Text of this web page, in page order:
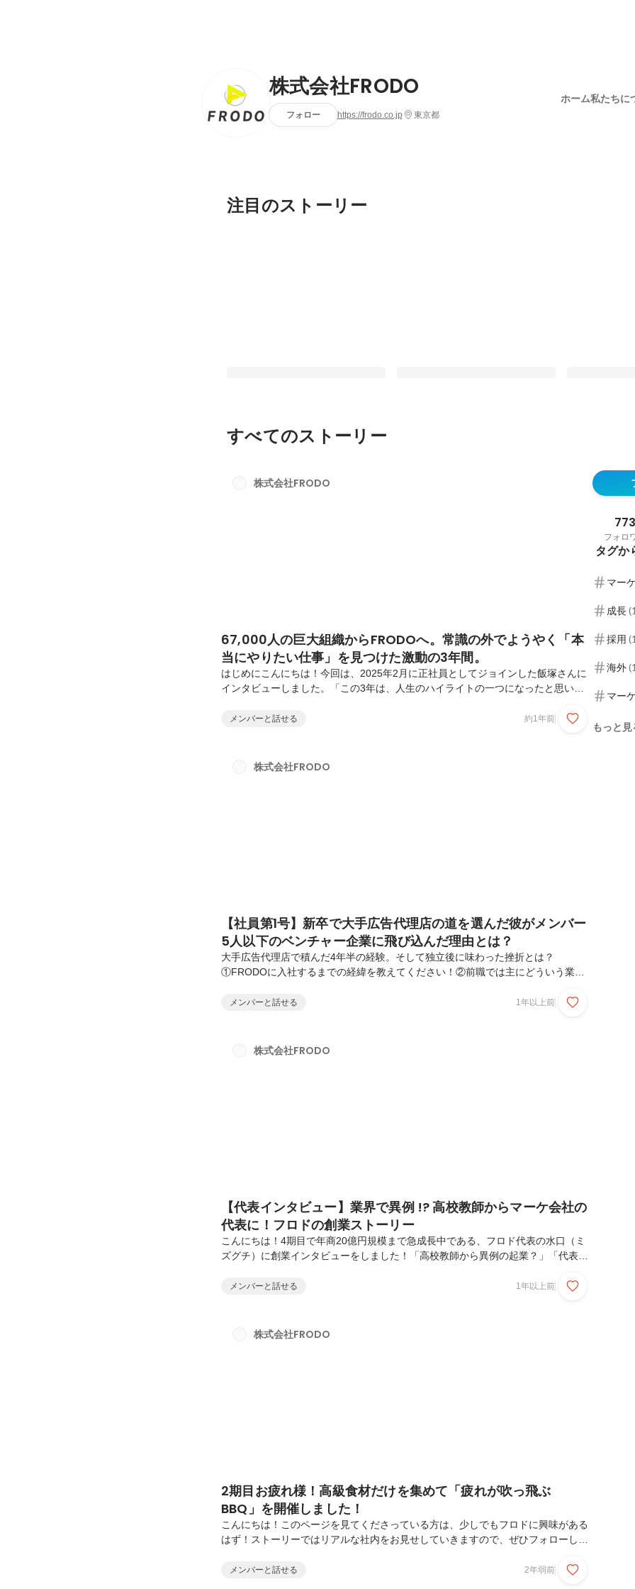
株式会社FRODO
フォロー https://frodo.co.jp 東京都
ホーム私たちに
注目のストーリー
りたい仕事」を見つけた激動の3年
最新順で表示
に！フロドの
最新順で表示
すべてのストーリー
株式会社FRODO
67,000人の巨大組織からFRODOへ。常識の外でようやく「本
当にやりたい仕事」を見つけた激動の3年間。
はじめにこんにちは！今回は、2025年2月に正社員としてジョインした飯塚さんに
インタビューしました。「この3年は、人生のハイライトの一つになったと思いま
ェブマーケターに挑戦。さらに、カナダでのワーキングホリデーを経て、現在は株
て、今何を感じ、これからどんな未来を描いているのか――さらに、ウェブマーケ
メンバーと話せる 約1年前
株式会社FRODO
【社員第1号】新卒で大手広告代理店の道を選んだ彼がメンバー
5人以下のベンチャー企業に飛び込んだ理由とは？
大手広告代理店で積んだ4年半の経験。そして独立後に味わった挫折とは？
①FRODOに入社するまでの経緯を教えてください！②前職では主にどういう業務
い。③フリーランス時代の話もぜひ教えてください。1から出直したいと思ってい
てください！③小林さんの思うFRODOの魅力を教えて欲しいです！「自分の会社
メンバーと話せる 1年以上前
株式会社FRODO
【代表インタビュー】業界で異例 !? 高校教師からマーケ会社の
代表に！フロドの創業ストーリー
こんにちは！4期目で年商20億円規模まで急成長中である、フロド代表の水口（ミ
ズグチ）に創業インタビューをしました！「高校教師から異例の起業？」「代表水
で読んでみてくださいね♪水口のプロフィール
教師(3年） → ベンチャー企業（2年） →フロド創業・趣味：映画（特にロードオ
メンバーと話せる 1年以上前
株式会社FRODO
2期目お疲れ様！高級食材だけを集めて「疲れが吹っ飛ぶ
BBQ」を開催しました！
こんにちは！このページを見てくださっている方は、少しでもフロドに興味がある
はず！ストーリーではリアルな社内をお見せしていきますので、ぜひフォローして
2期目のお疲れ様BBQを開催しました。霜降り和牛やエビなどの海鮮など、疲れが
メンバーと話せる 2年弱前
773
フォロ
タグか
マー
成長(1
採用 (1
海外(1
マー
もっと見